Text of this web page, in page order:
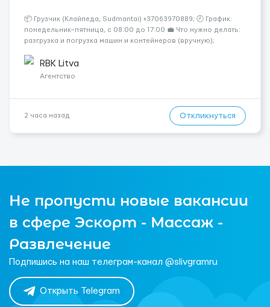
📦 Грузчик (Клайпеда, Sudmantai) +37063970889; 🕗 График:
понедельник–пятница, с 08:00 до 17:00 💼 Что нужно делать:
разгрузка и погрузка машин и контейнеров (вручную);
выполнение других поручений заведующего складом. ✅
Требования: ...
RBK Litva
Агентство
2 часа назад Откликнуться
Не пропусти новые вакансии
в сфере Эскорт - Массаж -
Развлечение
Подпишись на наш телеграм-канал @slivgramru
Открыть Telegram